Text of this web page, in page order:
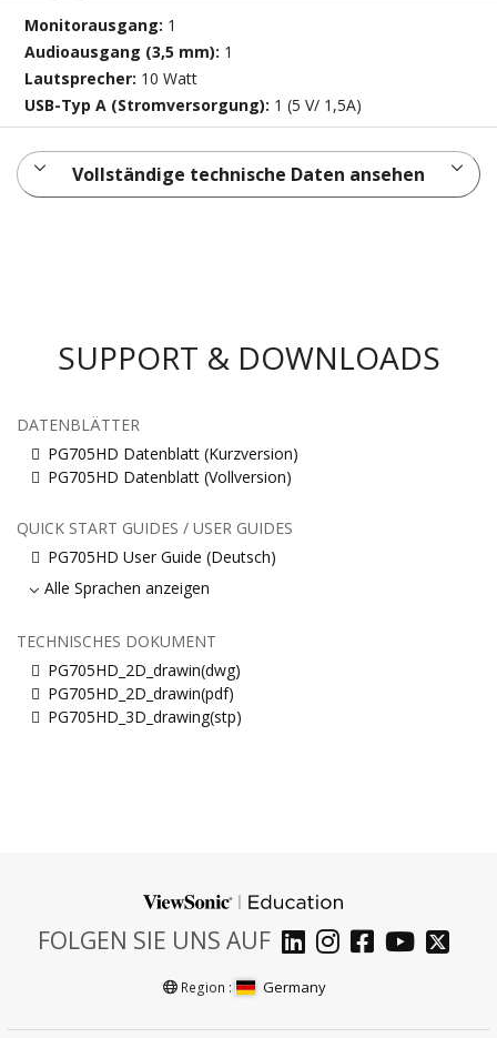
Monitorausgang: 1
Audioausgang (3,5 mm): 1
Lautsprecher: 10 Watt
USB-Typ A (Stromversorgung): 1 (5 V/ 1,5A)
Vollständige technische Daten ansehen
SUPPORT & DOWNLOADS
DATENBLÄTTER
PG705HD Datenblatt (Kurzversion)
PG705HD Datenblatt (Vollversion)
QUICK START GUIDES / USER GUIDES
PG705HD User Guide (Deutsch)
Alle Sprachen anzeigen
TECHNISCHES DOKUMENT
PG705HD_2D_drawin(dwg)
PG705HD_2D_drawin(pdf)
PG705HD_3D_drawing(stp)
FOLGEN SIE UNS AUF
Region : Germany